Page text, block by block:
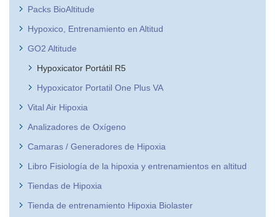
Packs BioAltitude
Hypoxico, Entrenamiento en Altitud
GO2 Altitude
Hypoxicator Portátil R5
Hypoxicator Portatil One Plus VA
Vital Air Hipoxia
Analizadores de Oxígeno
Camaras / Generadores de Hipoxia
Libro Fisiología de la hipoxia y entrenamientos en altitud
Tiendas de Hipoxia
Tienda de entrenamiento Hipoxia Biolaster